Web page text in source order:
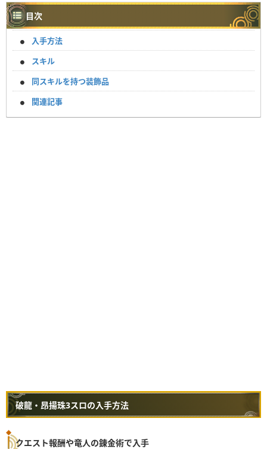
目次
入手方法
スキル
同スキルを持つ装飾品
関連記事
破龍・昂揚珠3スロの入手方法
クエスト報酬や竜人の錬金術で入手